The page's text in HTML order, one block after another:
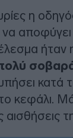
η
αποφύγει
ήταν η
κατά
κεφάλι.
αισθήσεις